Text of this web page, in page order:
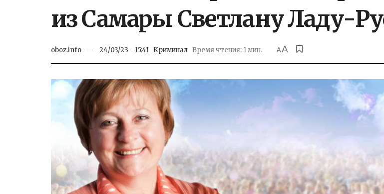
из Самары Светлану Ладу-
oboz.info 24/03/23 - 15:41 Криминал Время чтения: 1 мин. AA